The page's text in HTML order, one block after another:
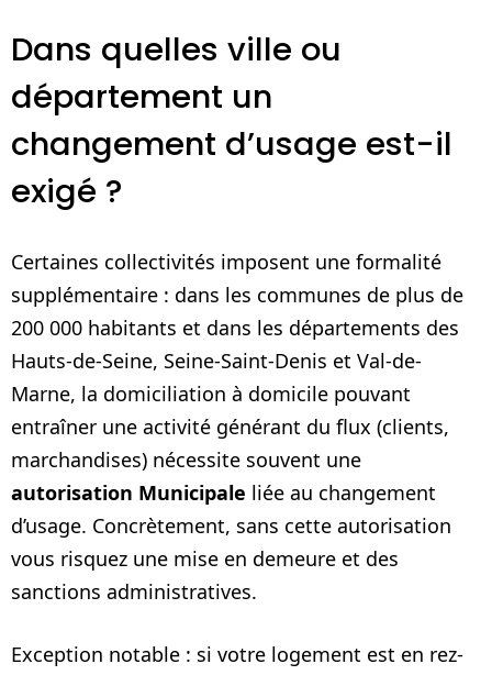
Dans quelles ville ou
département un
changement d’usage est-il
exigé ?
Certaines collectivités imposent une formalité
supplémentaire : dans les communes de plus de
200 000 habitants et dans les départements des
Hauts-de-Seine, Seine-Saint-Denis et Val-de-
Marne, la domiciliation à domicile pouvant
entraîner une activité générant du flux (clients,
marchandises) nécessite souvent une
autorisation Municipale liée au changement
d’usage. Concrètement, sans cette autorisation
vous risquez une mise en demeure et des
sanctions administratives.
Exception notable : si votre logement est en rez-